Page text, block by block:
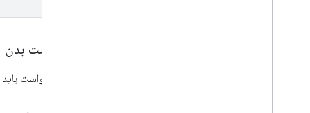
درخواست بدن
بدنه درخواست